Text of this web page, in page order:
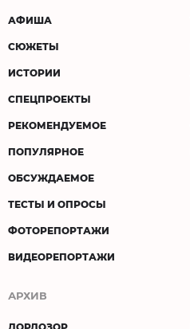
АФИША
СЮЖЕТЫ
ИСТОРИИ
СПЕЦПРОЕКТЫ
РЕКОМЕНДУЕМОЕ
ПОПУЛЯРНОЕ
ОБСУЖДАЕМОЕ
ТЕСТЫ И ОПРОСЫ
ФОТОРЕПОРТАЖИ
ВИДЕОРЕПОРТАЖИ
АРХИВ